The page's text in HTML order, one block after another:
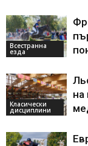
Всестранна
езда
Класически
дисциплини
на